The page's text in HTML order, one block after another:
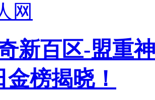
网
奇新百区-盟重
金榜揭晓！